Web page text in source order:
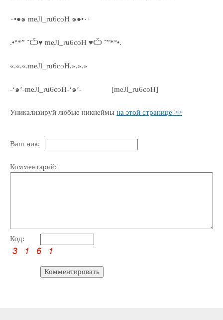
٠•●๑ meJl_ru6coH ๑●•٠·
.•°*” ˜Ѽ♥ meJl_ru6coH ♥Ѽ ˜”*°•.
«.«.«.meJl_ru6coH.».».»
-‘๑’-meJl_ru6coH-‘๑’- [meJl_ru6coH]
Уникализируй любые никнеймы на этой странице >>
Ваш ник:
Комментарий:
Код: